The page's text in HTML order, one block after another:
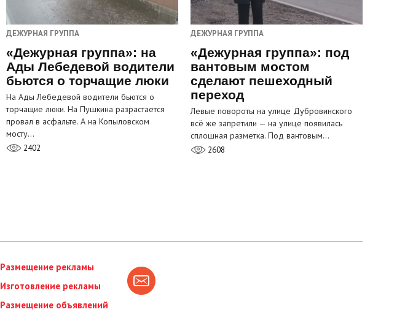
ДЕЖУРНАЯ ГРУППА
«Дежурная группа»: на
Ады Лебедевой водители
бьются о торчащие люки
На Ады Лебедевой водители бьются о
торчащие люки. На Пушкина разрастается
провал в асфальте. А на Копыловском
мосту…
2402
ДЕЖУРНАЯ ГРУППА
«Дежурная группа»: под
вантовым мостом
сделают пешеходный
переход
Левые повороты на улице Дубровинского
всё же запретили — на улице появилась
сплошная разметка. Под вантовым…
2608
Размещение рекламы
Изготовление рекламы
Размещение объявлений